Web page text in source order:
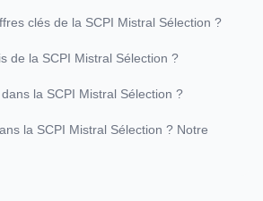
clés de la SCPI Mistral Sélection ?
de la SCPI Mistral Sélection ?
la SCPI Mistral Sélection ?
la SCPI Mistral Sélection ? Notre